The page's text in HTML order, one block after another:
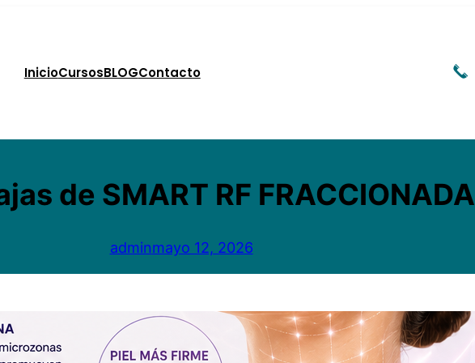
InicioCursosBLOGContacto
de SMART RF FRACCIONADA
adminmayo 12, 2026